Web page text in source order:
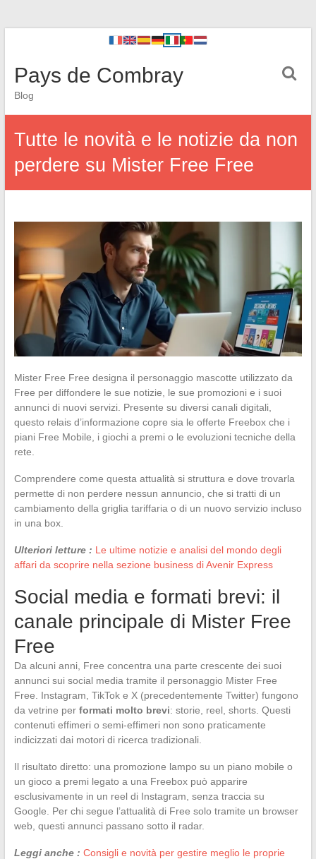
Pays de Combray
Blog
Tutte le novità e le notizie da non
perdere su Mister Free Free
Mister Free Free designa il personaggio mascotte utilizzato da
Free per diffondere le sue notizie, le sue promozioni e i suoi
annunci di nuovi servizi. Presente su diversi canali digitali,
questo relais d’informazione copre sia le offerte Freebox che i
piani Free Mobile, i giochi a premi o le evoluzioni tecniche della
rete.
Comprendere come questa attualità si struttura e dove trovarla
permette di non perdere nessun annuncio, che si tratti di un
cambiamento della griglia tariffaria o di un nuovo servizio incluso
in una box.
Ulteriori letture : Le ultime notizie e analisi del mondo degli
affari da scoprire nella sezione business di Avenir Express
Social media e formati brevi: il
canale principale di Mister Free
Free
Da alcuni anni, Free concentra una parte crescente dei suoi
annunci sui social media tramite il personaggio Mister Free
Free. Instagram, TikTok e X (precedentemente Twitter) fungono
da vetrine per formati molto brevi: storie, reel, shorts. Questi
contenuti effimeri o semi-effimeri non sono praticamente
indicizzati dai motori di ricerca tradizionali.
Il risultato diretto: una promozione lampo su un piano mobile o
un gioco a premi legato a una Freebox può apparire
esclusivamente in un reel di Instagram, senza traccia su
Google. Per chi segue l’attualità di Free solo tramite un browser
web, questi annunci passano sotto il radar.
Leggi anche : Consigli e novità per gestire meglio le proprie